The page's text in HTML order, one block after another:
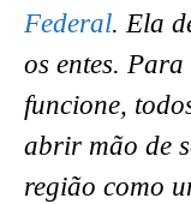
Federal. Ela
os entes.
funcione,
abrir mão de
região como